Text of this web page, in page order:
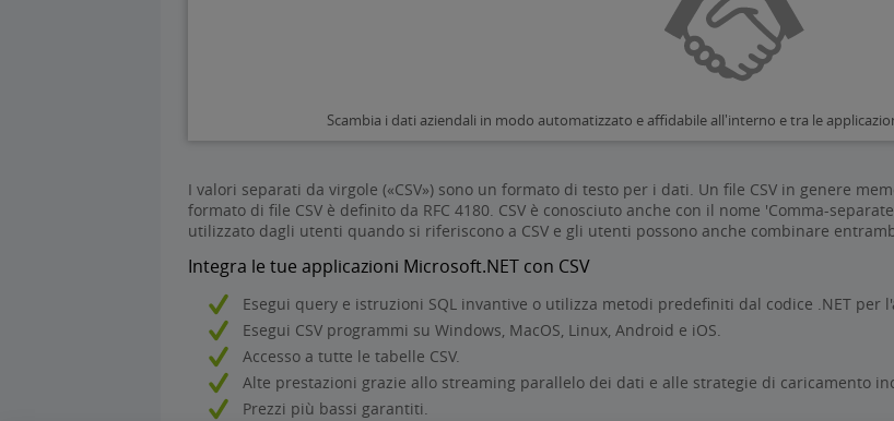
Scambia i dati aziendali in modo automatizzato e affidabile all'interno e tra le
I valori separati da virgole («CSV») sono un formato di testo per i dati. Un file CSV in genere
formato di file CSV è definito da RFC 4180. CSV è conosciuto anche con il nome 'Comma-
utilizzato dagli utenti quando si riferiscono a CSV e gli utenti possono anche combinare
Integra le tue applicazioni Microsoft.NET con CSV
Esegui query e istruzioni SQL invantive o utilizza metodi predefiniti dal codice .NET per
Esegui CSV programmi su Windows, MacOS, Linux, Android e iOS.
Accesso a tutte le tabelle CSV.
Alte prestazioni grazie allo streaming parallelo dei dati e alle strategie di caricamento
Prezzi più bassi garantiti.